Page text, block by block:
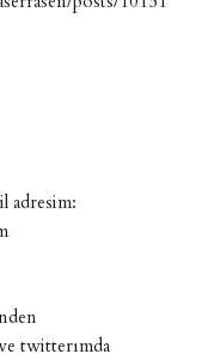
adresim:
twitterımda